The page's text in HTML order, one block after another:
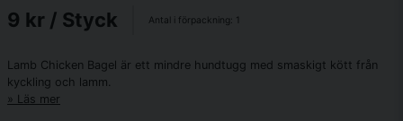
9 kr / Styck Antal i förpackning: 1
Lamb Chicken Bagel är ett mindre hundtugg med smaskigt kött från
kyckling och lamm.
Läs mer